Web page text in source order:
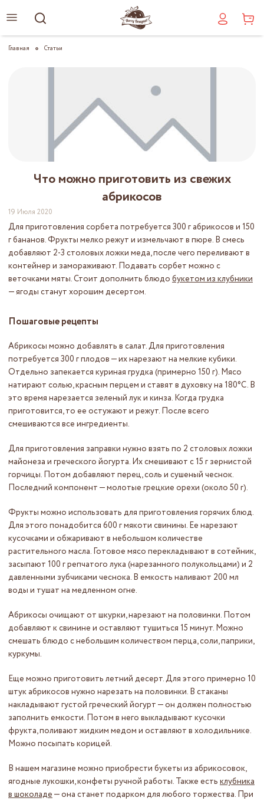
Главная Статьи
Что можно приготовить из свежих
абрикосов
19 Июля 2020
Для приготовления сорбета потребуется 300 г абрикосов и 150
г бананов. Фрукты мелко режут и измельчают в пюре. В смесь
добавляют 2-3 столовых ложки меда, после чего переливают в
контейнер и замораживают. Подавать сорбет можно с
веточками мяты. Стоит дополнить блюдо букетом из клубники
— ягоды станут хорошим десертом.
Пошаговые рецепты
Абрикосы можно добавлять в салат. Для приготовления
потребуется 300 г плодов — их нарезают на мелкие кубики.
Отдельно запекается куриная грудка (примерно 150 г). Мясо
натирают солью, красным перцем и ставят в духовку на 180°С. В
это время нарезается зеленый лук и кинза. Когда грудка
приготовится, то ее остужают и режут. После всего
смешиваются все ингредиенты.
Для приготовления заправки нужно взять по 2 столовых ложки
майонеза и греческого йогурта. Их смешивают с 15 г зернистой
горчицы. Потом добавляют перец, соль и сушеный чеснок.
Последний компонент — молотые грецкие орехи (около 50 г).
Фрукты можно использовать для приготовления горячих блюд.
Для этого понадобится 600 г мякоти свинины. Ее нарезают
кусочками и обжаривают в небольшом количестве
растительного масла. Готовое мясо перекладывают в сотейник,
засыпают 100 г репчатого лука (нарезанного полукольцами) и 2
давленными зубчиками чеснока. В емкость наливают 200 мл
воды и тушат на медленном огне.
Абрикосы очищают от шкурки, нарезают на половинки. Потом
добавляют к свинине и оставляют тушиться 15 минут. Можно
смешать блюдо с небольшим количеством перца, соли, паприки,
куркумы.
Еще можно приготовить летний десерт. Для этого примерно 10
штук абрикосов нужно нарезать на половинки. В стаканы
накладывают густой греческий йогурт — он должен полностью
заполнить емкости. Потом в него выкладывают кусочки
фрукта, поливают жидким медом и оставляют в холодильнике.
Можно посыпать корицей.
В нашем магазине можно приобрести букеты из абрикосовок,
ягодные лукошки, конфеты ручной работы. Также есть клубника
в шоколаде— она станет подарком для любого торжества. При